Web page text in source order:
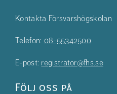
Kontakta Försvarshögskolan
Telefon: 08-55342500
E-post: registrator@fhs.se
Följ oss på